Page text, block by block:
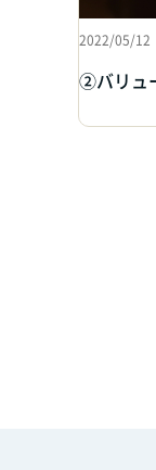
2022/05/12
②バリュ